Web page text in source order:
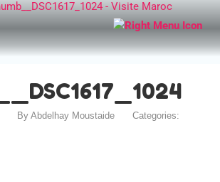
ByAbdelhay Moustaide
Categories: